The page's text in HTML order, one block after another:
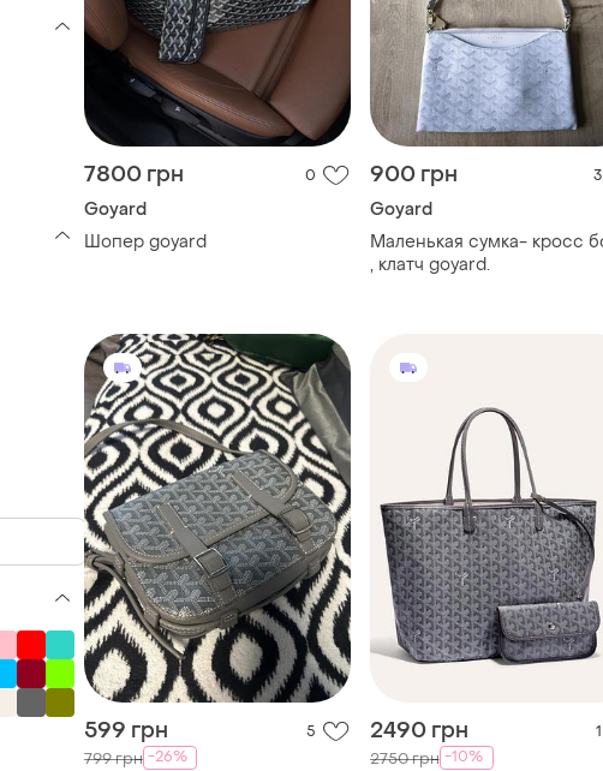
7800 грн 0
Goyard
Шопер goyard
900 грн 3
Goyard
Маленькая сумка- кросс
, клатч goyard.
599 грн 5
799 грн -26%
2490 грн 1
2750 грн -10%